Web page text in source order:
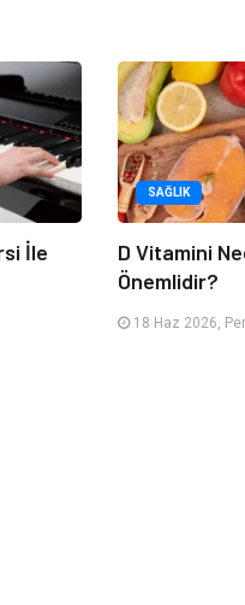
İle
SAĞLIK
D Vitamini
Önemlidir?
18 Haz 2026, Per